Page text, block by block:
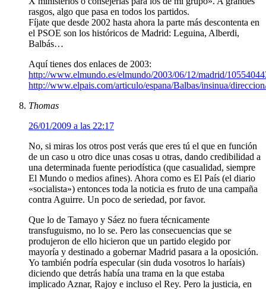
rasgos, algo que pasa en todos los partidos.
Fíjate que desde 2002 hasta ahora la parte más descontenta en
el PSOE son los históricos de Madrid: Leguina, Alberdi,
Balbás…
Aquí tienes dos enlaces de 2003:
http://www.elmundo.es/elmundo/2003/06/12/madrid/
http://www.elpais.com/articulo/espana/Balbas/insinua/
Thomas
26/01/2009 a las 22:17
No, si miras los otros post verás que eres tú el que en función
de un caso u otro dice unas cosas u otras, dando credibilidad a
una determinada fuente periodística (que casualidad, siempre
El Mundo o medios afines). Ahora como es El País (el diario
«socialista») entonces toda la noticia es fruto de una campaña
contra Aguirre. Un poco de seriedad, por favor.
Que lo de Tamayo y Sáez no fuera técnicamente
transfuguismo, no lo se. Pero las consecuencias que se
produjeron de ello hicieron que un partido elegido por
mayoría y destinado a gobernar Madrid pasara a la oposición.
Yo también podría especular (sin duda vosotros lo haríais)
diciendo que detrás había una trama en la que estaba
implicado Aznar, Rajoy e incluso el Rey. Pero la justicia, en